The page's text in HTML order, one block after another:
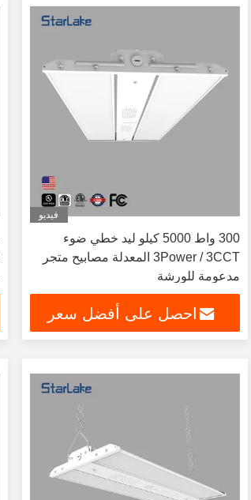
فيديو
300 واط 5000 كيلو ليد خطي ضوء
3Power / 3CCT المعدلة مصابيح متجر
مدعومة للورشة
احصل على أفضل سعر